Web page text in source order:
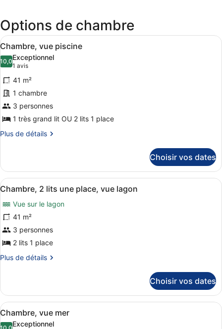
Options de chambre
Afficher
toutes
les
photos
pour
ce
type
de
chambre :
piscine
Une chambre dotée d’un grand
6
Chambre, vue piscine
10,010,0 sur 10
Exceptionnel
1 avis
(1 avis)
41 m²
1 chambre
3 personnes
1 très grand lit OU 2 lits 1 place
Plus de détails
Plus
le
type
de
Chambre,
vue
piscine
Choisir vos dates
Afficher
toutes
les
photos
pour
ce
de
2
lits
une
Une chambre avec un lit, un
8
Chambre, 2 lits une place, vue lagon
Vue sur le lagon
41 m²
3 personnes
2 lits 1 place
Plus de détails
Plus
le
type
de
chambre
Choisir vos dates
Afficher
toutes
Une chambre avec un grand lit,
6
Chambre, vue mer
Exceptionnel